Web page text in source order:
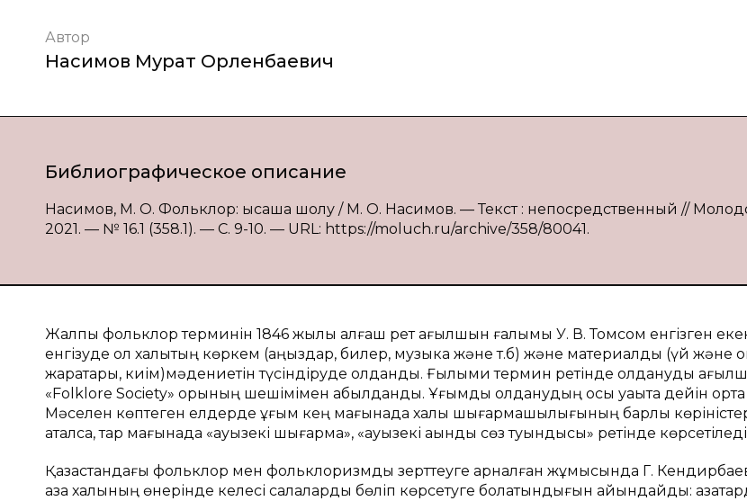
Автор
Насимов Мурат Орленбаевич
Библиографическое описание
Насимов, М. О. Фольклор: қысқаша шолу / М. О. Насимов. — Текст : непосредственный //
2021. — № 16.1 (358.1). — С. 9-10. — URL: https://moluch.ru/archive/358/80041.
Жалпы фольклор терминін 1846 жылы алғаш рет ағылшын ғалымы У. В. Томсом енгізген
енгізуде ол халықтың көркем (аңыздар, билер, музыка және т.б) және материалды (үй және
жарақтары, киім)мәдениетін түсіндіруде қолданды. Ғылыми термин ретінде қолдануды
«Folklore Society» қорының шешімімен қабылданды. Ұғымды қолданудың осы уақытқа дейін ортақ
Мәселен көптеген елдерде ұғым кең мағынада халық шығармашылығының барлық
аталса, тар мағынада «ауызекі шығарма», «ауызекі ақындық сөз туындысы» ретінде көрсетіледі
Қазақстандағы фольклор мен фольклоризмды зерттеуге арналған жұмысында Г.
қазақ халқының өнерінде келесі салаларды бөліп көрсетуге болатындығын айқындайды: